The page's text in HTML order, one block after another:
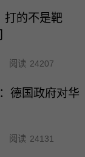
打的不是靶
阅读 24207
德国政府对华
阅读 24131